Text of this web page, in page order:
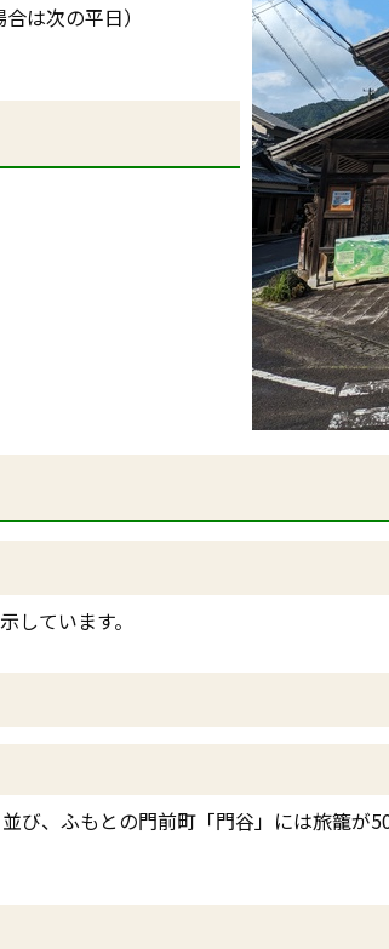
は次の平日）
ています。
、ふもとの門前町「門谷」には旅籠が